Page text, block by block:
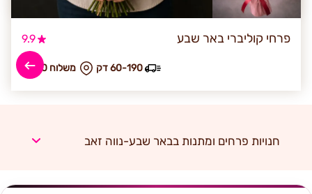
פרחי קוליברי באר שבע 9.9
₪ משלוח 30 60-190 דק
חנויות פרחים ומתנות בבאר שבע-נווה זאב